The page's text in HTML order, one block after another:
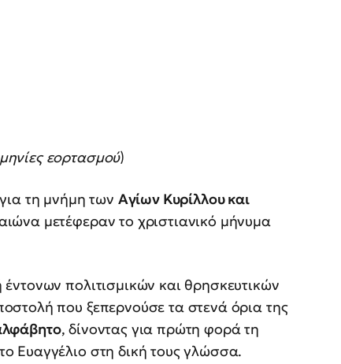
εορτασμού)
τη μνήμη των Αγίων Κυρίλλου και
μετέφεραν το χριστιανικό μήνυμα
πολιτισμικών και θρησκευτικών
που ξεπερνούσε τα στενά όρια της
, δίνοντας για πρώτη φορά τη
Ευαγγέλιο στη δική τους γλώσσα.